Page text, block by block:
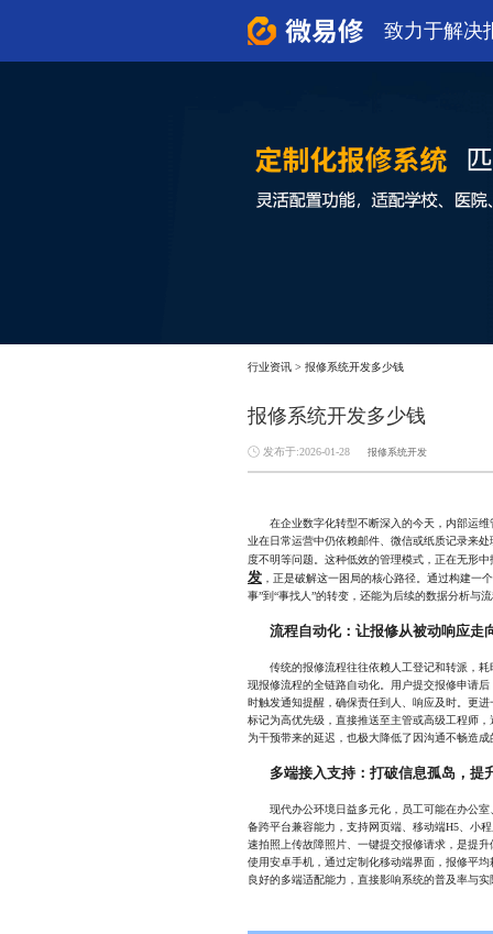
致力于解决
行业资讯 > 报修系统开发多少钱
报修系统开发多少钱
发布于:2026-01-28 报修系统开发
在企业数字化转型不断深入的今天，内部运维
业在日常运营中仍依赖邮件、微信或纸质记录来
度不明等问题。这种低效的管理模式，正在无形
发 ，正是破解这一困局的核心路径。通过构建一
事”到“事找人”的转变，还能为后续的数据分析与
流程自动化：让报修从被动响应走
传统的报修流程往往依赖人工登记和转派，耗
现报修流程的全链路自动化。用户提交报修申请
时触发通知提醒，确保责任到人、响应及时。更
标记为高优先级，直接推送至主管或高级工程师
为干预带来的延迟，也极大降低了因沟通不畅造
多端接入支持：打破信息孤岛，提
现代办公环境日益多元化，员工可能在办公室
备跨平台兼容能力，支持网页端、移动端H5、小
速拍照上传故障照片、一键提交报修请求，是提
使用安卓手机，通过定制化移动端界面，报修平
良好的多端适配能力，直接影响系统的普及率与实